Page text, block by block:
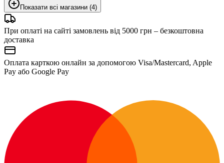
Показати всі магазини (4)
При оплаті на сайті замовлень від 5000 грн – безкоштовна
доставка
Оплата карткою онлайн за допомогою Visa/Mastercard, Apple
Pay або Google Pay